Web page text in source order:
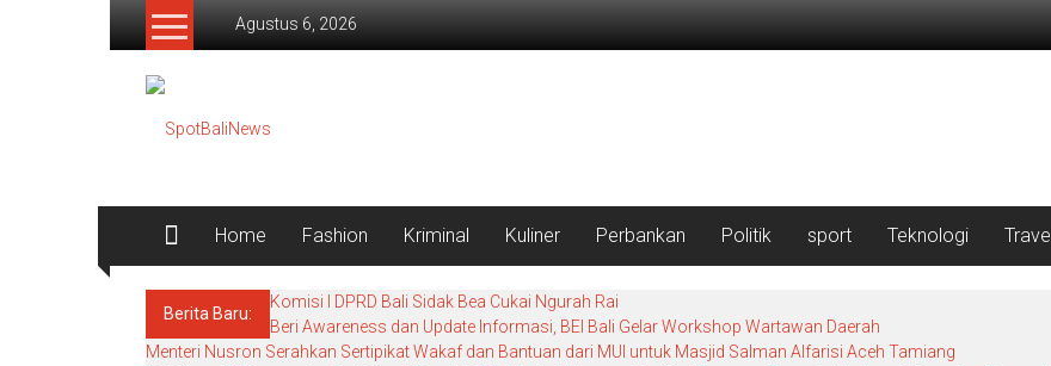
Lompat
Agustus 6, 2026
SpotBaliNews
Home Fashion Kriminal Kuliner Perbankan Politik sport Teknologi Travel
Berita Baru:
Komisi I DPRD Bali Sidak Bea Cukai Ngurah Rai
Beri Awareness dan Update Informasi, BEI Bali Gelar Workshop Wartawan Daerah
Menteri Nusron Serahkan Sertipikat Wakaf dan Bantuan dari MUI untuk Masjid Salman Alfarisi Aceh Tamiang